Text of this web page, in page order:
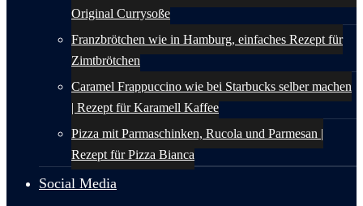
Original Currysoße
Franzbrötchen wie in Hamburg, einfaches Rezept für
Zimtbrötchen
Caramel Frappuccino wie bei Starbucks selber machen
| Rezept für Karamell Kaffee
Pizza mit Parmaschinken, Rucola und Parmesan |
Rezept für Pizza Bianca
Social Media